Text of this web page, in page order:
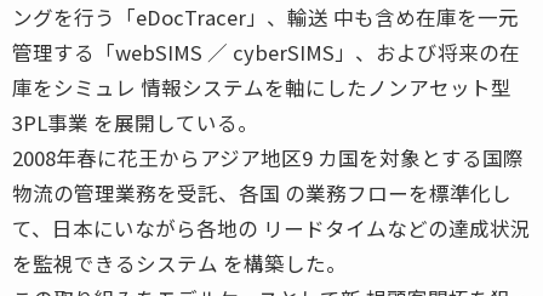
ングを行う「eDocTracer」、輸送 中も含め在庫を一元
管理する「webSIMS ／ cyberSIMS」、および将来の在
庫をシミュレ 情報システムを軸にしたノンアセット型
3PL事業 を展開している。
2008年春に花王からアジア地区9 カ国を対象とする国際
物流の管理業務を受託、各国 の業務フローを標準化し
て、日本にいながら各地の リードタイムなどの達成状況
を監視できるシステム を構築した。